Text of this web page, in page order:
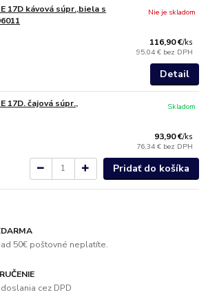
17D kávová súpr.,biela s
116,90 €/ks
95,04 € bez DPH
Nie je skladom
Detail
17D. čajová súpr.,
93,90 €/ks
76,34 € bez DPH
Skladom
Pridať do košíka
50€ poštovné neplatíte.
cez DPD